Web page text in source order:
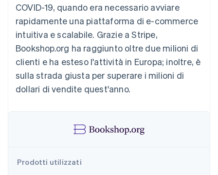
Radar
Prevenzione delle frodi
Atlas
Costituzione di start-up
Climate
Rimozione del carbonio
Verifica online dell'identità
Scopri come Stripe sta costruendo l'infrastruttura
Guarda ora
Ecosistema
Partner
Stripe App Marketplace
COVID-19, quando era necessario avviare
rapidamente una piattaforma di e-commerce
intuitiva e scalabile. Grazie a Stripe,
Bookshop.org ha raggiunto oltre due milioni di
clienti e ha esteso l'attività in Europa; inoltre, è
sulla strada giusta per superare i milioni di
dollari di vendite quest'anno.
Prodotti utilizzati